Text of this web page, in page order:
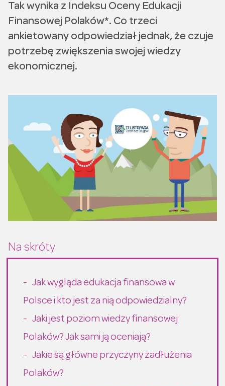
Tak wynika z Indeksu Oceny Edukacji
Finansowej Polaków*. Co trzeci
ankietowany odpowiedział jednak, że czuje
potrzebę zwiększenia swojej wiedzy
ekonomicznej.
Jak wygląda edukacja finansowa w
Polsce i kto jest za nią odpowiedzialny?
Jaki jest poziom wiedzy finansowej
Polaków? Jak sami ją oceniają?
Jakie są główne przyczyny zadłużenia
Polaków?